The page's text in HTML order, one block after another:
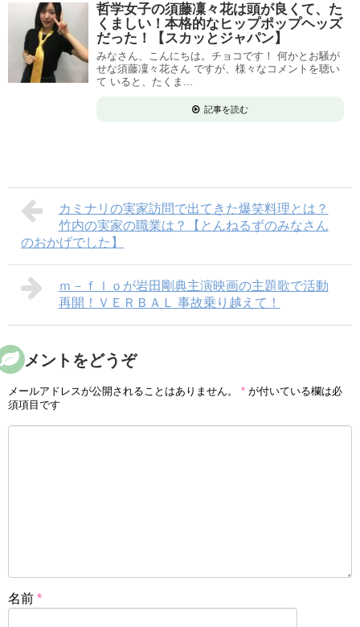
哲学女子の須藤凜々花は頭が良くて、た
くましい！本格的なヒップポップヘッズ
だった！【スカッとジャパン】
みなさん、こんにちは。チョコです！ 何かとお騒が
せな須藤凜々花さん ですが、様々なコメントを聴い
て いると、たくま...
記事を読む
カミナリの実家訪問で出てきた爆笑料理とは？
竹内の実家の職業は？【とんねるずのみなさん
のおかげでした】
ｍ－ｆｌｏが岩田剛典主演映画の主題歌で活動
再開！ＶＥＲＢＡＬ 事故乗り越えて！
コメントをどうぞ
メールアドレスが公開されることはありません。 * が付いている欄は必
須項目です
名前 *